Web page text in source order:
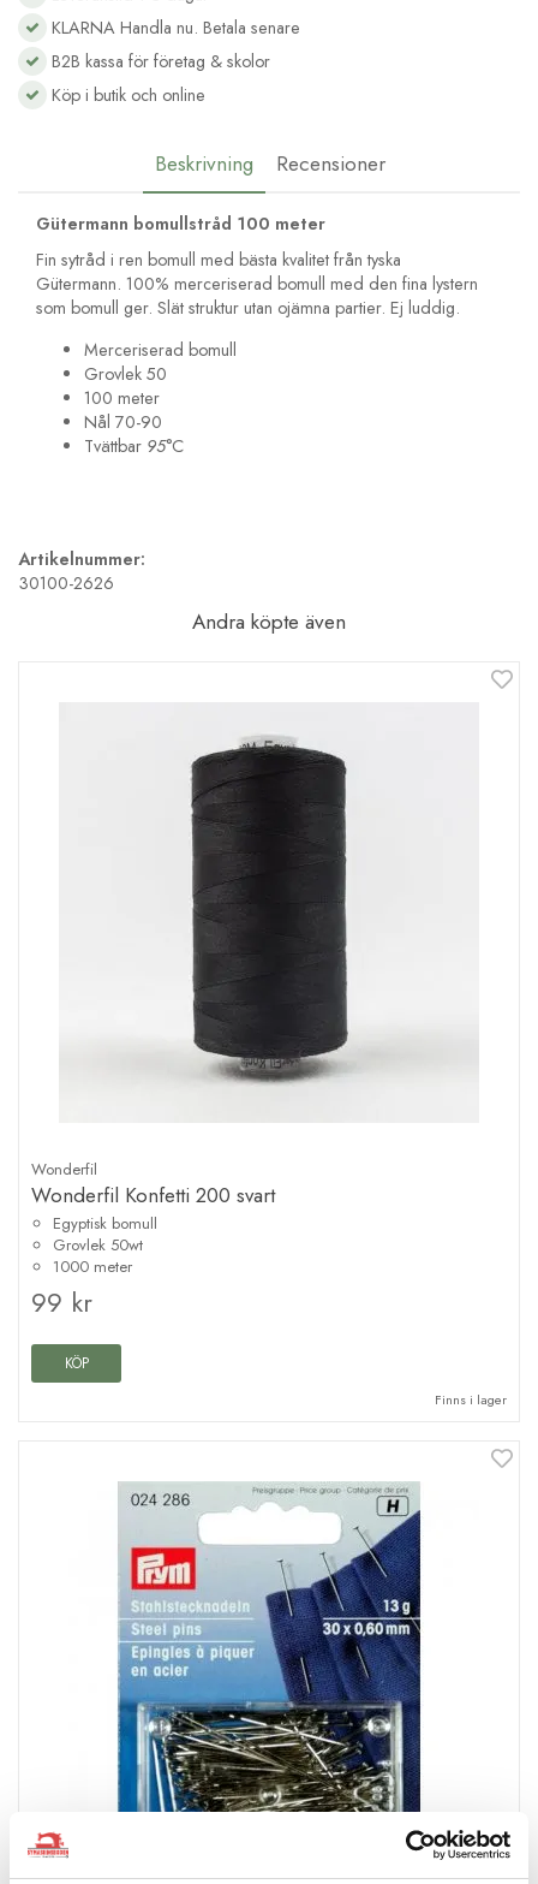
KLARNA Handla nu. Betala senare
B2B kassa för företag & skolor
Köp i butik och online
Beskrivning Recensioner
Gütermann bomullstråd 100 meter
Fin sytråd i ren bomull med bästa kvalitet från tyska
Gütermann. 100% merceriserad bomull med den fina lystern
som bomull ger. Slät struktur utan ojämna partier. Ej luddig.
Merceriserad bomull
Grovlek 50
100 meter
Nål 70-90
Tvättbar 95°C
Artikelnummer:
30100-2626
Andra köpte även
Wonderfil
Wonderfil Konfetti 200 svart
Egyptisk bomull
Grovlek 50wt
1000 meter
99 kr
KÖP
Finns i lager